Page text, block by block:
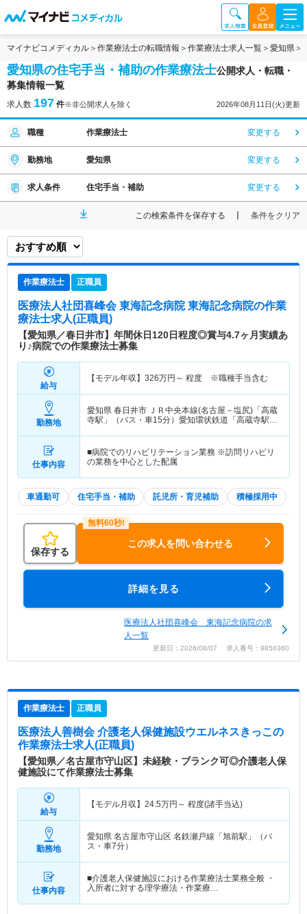
マイナビコメディカル 作業療法士の転職情報 作業療法士求人一覧 愛知県
愛知県の住宅手当・補助の作業療法士公開求人・転職・
募集情報一覧
求人数 197 件※非公開求人を除く 2026年08月11日(火)更新
職種 作業療法士 変更する
勤務地 愛知県 変更する
求人条件 住宅手当・補助 変更する
この検索条件を保存する 条件をクリア
作業療法士 正職員
医療法人社団喜峰会 東海記念病院 東海記念病院の作業
療法士求人(正職員)
【愛知県／春日井市】年間休日120日程度◎賞与4.7ヶ月実績あ
り♪病院での作業療法士募集
給与
【モデル年収】 326万円～ 程度 ※職種手当含む
勤務地
愛知県 春日井市
ＪＲ中央本線(名古屋－塩尻)「高蔵
寺駅」（バス・車15分）愛知環状鉄道「高蔵寺駅」
仕事内容
■病院でのリハビリテーション業務 ※訪問リハビリ
の業務を中心とした配属
車通勤可 住宅手当・補助 託児所・育児補助 積極採用中
保存する
この求人を問い合わせる
詳細を見る
医療法人社団喜峰会 東海記念病院の求
人一覧
更新日：2026/08/07 求人番号：9856360
作業療法士 正職員
医療法人善樹会 介護老人保健施設ウエルネスきっこ の
作業療法士求人(正職員)
【愛知県／名古屋市守山区】未経験・ブランク可◎介護老人保
健施設にて作業療法士募集
給与
【モデル月収】 24.5万円～ 程度(諸手当込)
勤務地
愛知県 名古屋市守山区 名鉄瀬戸線「旭前駅」（バ
ス・車7分）
仕事内容
■介護老人保健施設における作業療法士業務全般 ・
入所者に対する理学療法・作業療…